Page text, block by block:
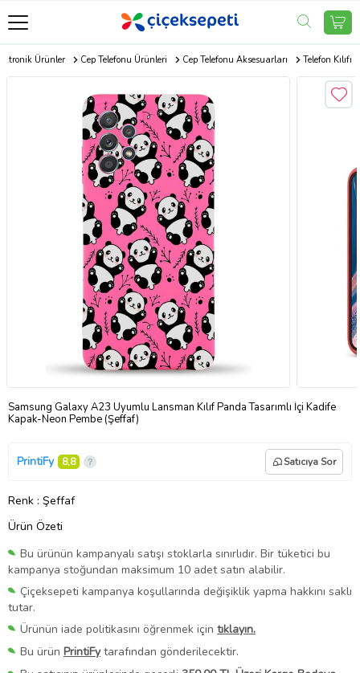
Ürünler Cep Telefonu Ürünleri Cep Telefonu Aksesuarları Telefon Kılıfı
Samsung Galaxy A23 Uyumlu Lansman Kılıf Panda Tasarımlı İçi Kadife
Kapak-Neon Pembe (Şeffaf)
PrintiFy 8,8 Satıcıya Sor
Renk : Şeffaf
Ürün Özeti
Bu ürünün kampanyalı satışı stoklarla sınırlıdır. Bir tüketici bu
kampanya stoğundan maksimum 10 adet satın alabilir.
Çiçeksepeti kampanya koşullarında değişiklik yapma hakkını saklı
tutar.
Ürünün iade politikasını öğrenmek için tıklayın.
Bu ürün PrintiFytarafından gönderilecektir.